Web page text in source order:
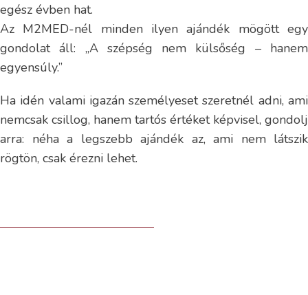
egész évben hat.
Az M2MED-nél minden ilyen ajándék mögött egy
gondolat áll: „A szépség nem külsőség – hanem
egyensúly.”
Ha idén valami igazán személyeset szeretnél adni, ami
nemcsak csillog, hanem tartós értéket képvisel, gondolj
arra: néha a legszebb ajándék az, ami nem látszik
rögtön, csak érezni lehet.